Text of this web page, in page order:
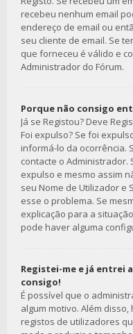
recebeu nenhum email
endereço de email ou
seu cliente de email. Se
que forneceu é válido e
Administrador do Fórum.
Porque não consigo
Já se Registou? Deve
Foi expulso? Se foi
informá-lo da ocorrência.
contacte o Administrador.
expulso e mesmo assim
seu Nome de Utilizador e
esse o problema. Se
explicação para a
pode haver alguma
Registei-me e já entrei
consigo!
É possível que o
algum motivo. Além
registos de utilizadores